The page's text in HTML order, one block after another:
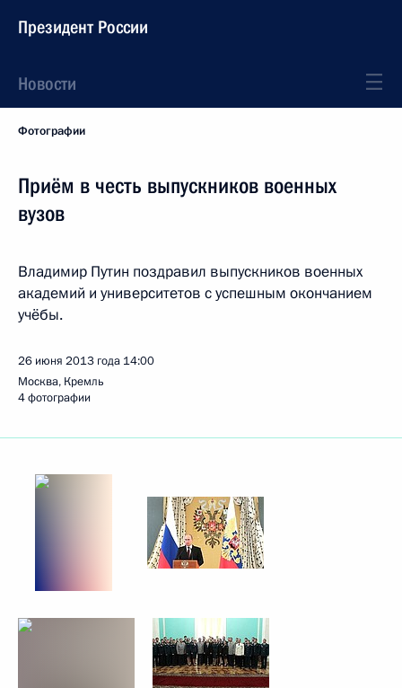
Президент России
Новости
Фотографии
Приём в честь выпускников военных
вузов
Владимир Путин поздравил выпускников военных
академий и университетов с успешным окончанием
учёбы.
26 июня 2013 года 14:00
Москва, Кремль
4 фотографии